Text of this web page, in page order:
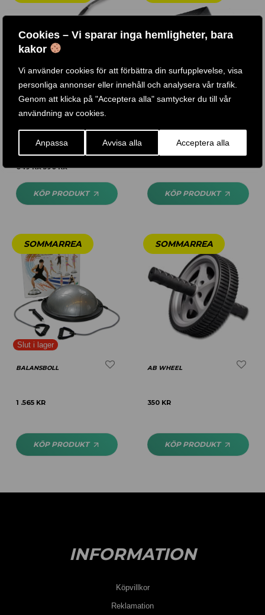
Cookies – Vi sparar inga hemligheter, bara
kakor
Vi använder cookies för att förbättra din surfupplevelse, visa
personliga annonser eller innehåll och analysera vår trafik.
Genom att klicka på "Acceptera alla" samtycker du till vår
användning av cookies.
Anpassa Avvisa alla Acceptera alla
BRETT VINKLAT
GUMMIBEKLÄDD
649KR 590KR
KÖP PRODUKT KÖP PRODUKT
BALANSBOLL
1 .565 KR
KÖP PRODUKT
AB WHEEL
350 KR
KÖP PRODUKT
INFORMATION
Köpvillkor
Reklamation